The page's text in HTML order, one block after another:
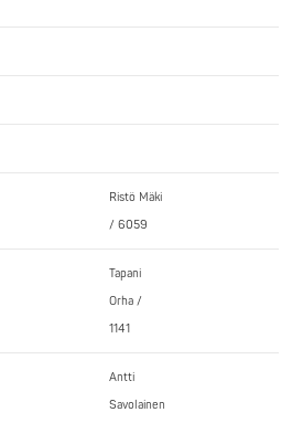
Ristö Mäki
/ 6059
Tapani
Orha /
1141
Antti
Savolainen